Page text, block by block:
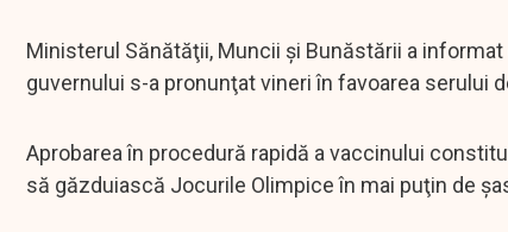
Ministerul Sănătăţii, Muncii şi Bunăstării a
guvernului s-a pronunţat vineri în favoarea serului
Aprobarea în procedură rapidă a vaccinului
să găzduiască Jocurile Olimpice în mai puţin de